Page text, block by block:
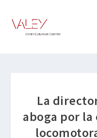
La
aboga por